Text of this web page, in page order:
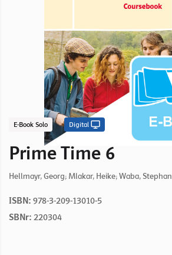
E-Book Solo Digital
Prime Time 6
Hellmayr, Georg; Mlakar, Heike; Waba, Stephan
ISBN: 978-3-209-13010-5
SBNr: 220304